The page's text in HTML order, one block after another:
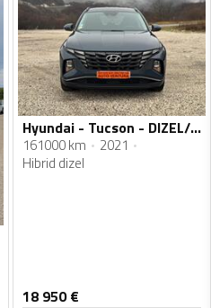
Hyundai - Tucson - DIZEL/HYBRIDE
161000 km
2021
Hibrid dizel
18 950€